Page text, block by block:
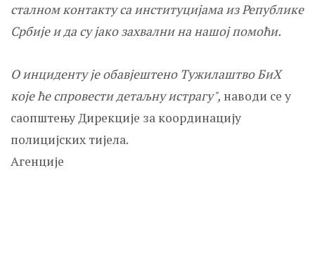
сталном контакту са институцијама из Републике
Србије и да су јако захвални на нашој помоћи.
О инциденту је обавјештено Тужилаштво БиХ
које ће спровести детаљну истрагу", наводи се у
саопштењу Дирекције за координацију
полицијских тијела.
Агенције